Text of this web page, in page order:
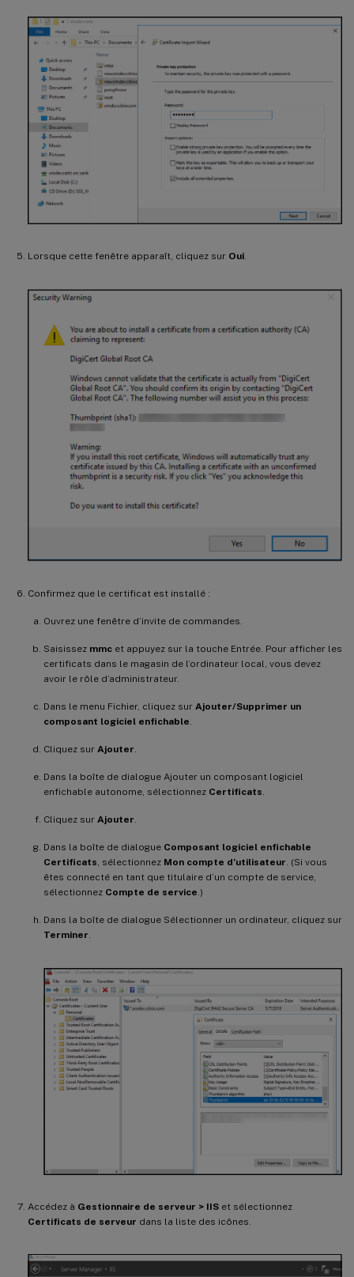
Lorsque cette fenêtre apparaît, cliquez sur Oui.
Confirmez que le certificat est installé :
Ouvrez une fenêtre d’invite de commandes.
Saisissez mmc et appuyez sur la touche Entrée. Pour afficher les
certificats dans le magasin de l’ordinateur local, vous devez
avoir le rôle d’administrateur.
Dans le menu Fichier, cliquez sur Ajouter/Supprimer un
composant logiciel enfichable.
Cliquez sur Ajouter.
Dans la boîte de dialogue Ajouter un composant logiciel
enfichable autonome, sélectionnez Certificats.
Cliquez sur Ajouter.
Dans la boîte de dialogue Composant logiciel enfichable
Certificats, sélectionnez Mon compte d’utilisateur. (Si vous
êtes connecté en tant que titulaire d’un compte de service,
sélectionnez Compte de service.)
Dans la boîte de dialogue Sélectionner un ordinateur, cliquez sur
Terminer.
Accédez à Gestionnaire de serveur > IIS et sélectionnez
Certificats de serveur dans la liste des icônes.